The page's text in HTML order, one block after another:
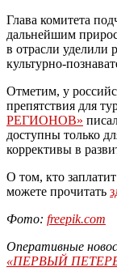
Глава комитета
дальнейшим
в отрасли уделили
культурно-
Отметим, у
препятствия для
РЕГИОНОВ»
доступны только
коррективы в
О том, кто
можете прочитать
Фото: freepik.com
Оперативные
«ПЕРВЫЙ